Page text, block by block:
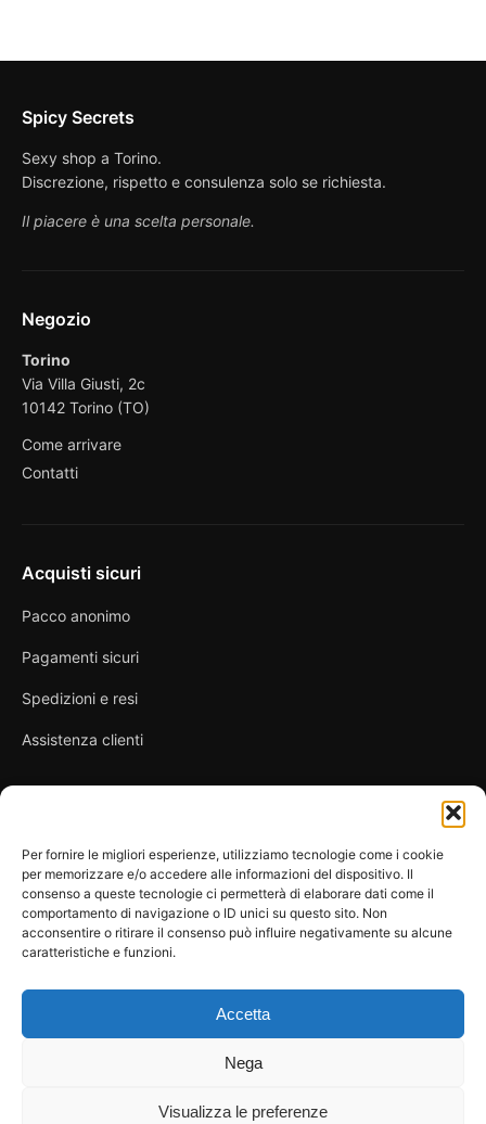
Per fornire le migliori esperienze, utilizziamo tecnologie come i cookie
per memorizzare e/o accedere alle informazioni del dispositivo. Il
consenso a queste tecnologie ci permetterà di elaborare dati come il
comportamento di navigazione o ID unici su questo sito. Non
acconsentire o ritirare il consenso può influire negativamente su alcune
caratteristiche e funzioni.
Accetta
Nega
Visualizza le preferenze
Spicy Secrets
Sexy shop a Torino.
Discrezione, rispetto e consulenza solo se richiesta.
Il piacere è una scelta personale.
Negozio
Torino
Via Villa Giusti, 2c
10142 Torino (TO)
Come arrivare
Contatti
Acquisti sicuri
Pacco anonimo
Pagamenti sicuri
Spedizioni e resi
Assistenza clienti
Privacy Policy
Condizioni di vendita
© 2026 Spicy Secrets